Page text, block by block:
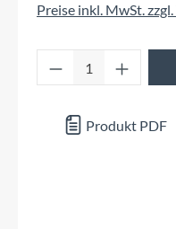
Preise inkl. MwSt.
Produkt
Produkt PDF